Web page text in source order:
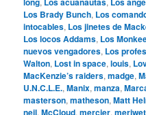
Los Brady Bunch, Los
intocables, Los jinetes de
Los locos Addams, Los
nuevos vengadores, Los
Walton, Lost in space,louis,
MacKenzie’s raiders,madge,
U.N.C.L.E.,Manix,manza,
masterson,matheson,Matt
, , ,